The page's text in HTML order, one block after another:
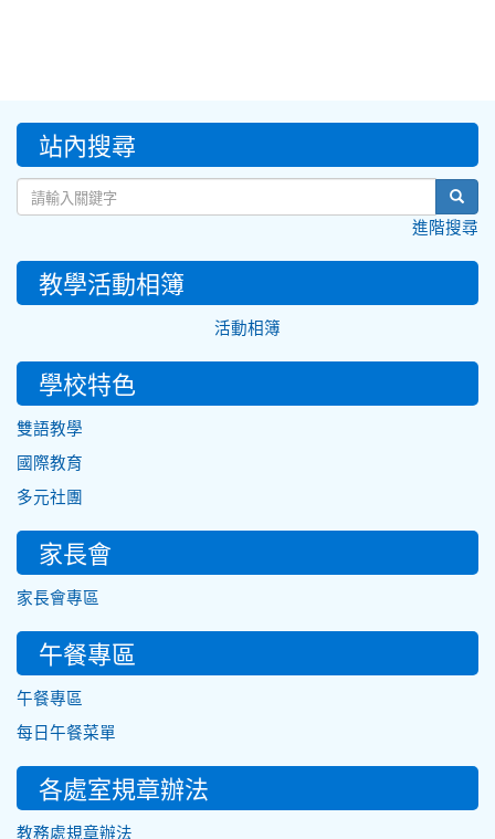
::: 站內搜尋
進階搜尋
教學活動相簿
活動相簿
學校特色
雙語教學
國際教育
多元社團
家長會
家長會專區
午餐專區
午餐專區
每日午餐菜單
各處室規章辦法
教務處規章辦法